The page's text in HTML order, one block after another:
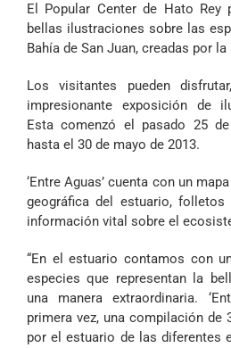
El Popular Center de Hato Rey
bellas ilustraciones sobre las
Bahía de San Juan, creadas por
Los visitantes pueden
impresionante exposición de
Esta comenzó el pasado 25
hasta el 30 de mayo de 2013.
‘Entre Aguas’ cuenta con un
geográfica del estuario,
información vital sobre el
“En el estuario contamos con
especies que representan la
una manera extraordinaria.
primera vez, una compilación de
por el estuario de las diferentes